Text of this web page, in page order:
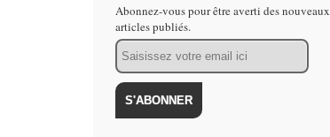
Abonnez-vous pour être averti des nouveaux
articles publiés.
Email